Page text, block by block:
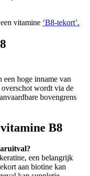
vitamine ‘B8-tekort’.
hoge inname van
wordt via de
bovengrens
B8
een belangrijk
aan biotine kan